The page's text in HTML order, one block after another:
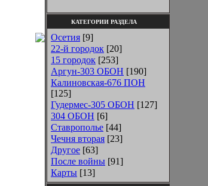
КАТЕГОРИИ РАЗДЕЛА
Осетия [9]
22-й городок [20]
15 городок [253]
Аргун-303 ОБОН [190]
Калиновская-676 ПОН
[125]
Гудермес-305 ОБОН [127]
304 ОБОН [6]
Ставрополье [44]
Чечня вторая [23]
Другое [63]
После войны [91]
Карты [13]